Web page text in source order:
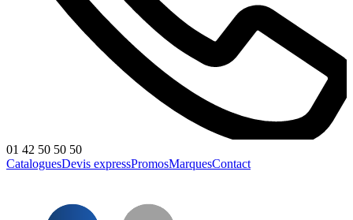
01 42 50 50 50
CataloguesDevis expressPromosMarquesContact